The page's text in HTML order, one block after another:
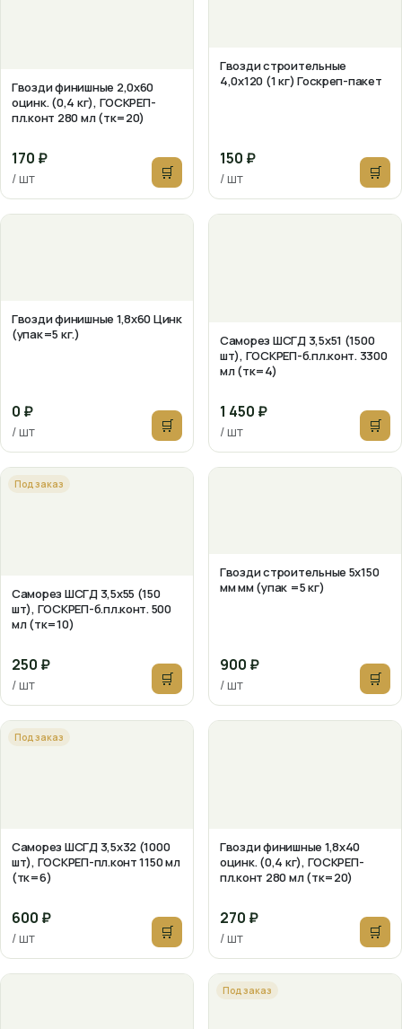
Гвозди финишные 2,0х60
оцинк. (0,4 кг), ГОСКРЕП-
пл.конт 280 мл (тк=20)
170 ₽
/ шт 🛒
Гвозди строительные
4,0х120 (1 кг) Госкреп-пакет
150 ₽
/ шт 🛒
Гвозди финишные 1,8х60 Цинк
(упак=5 кг.)
0 ₽
/ шт 🛒
Саморез ШСГД 3,5х51 (1500
шт), ГОСКРЕП-б.пл.конт. 3300
мл (тк=4)
1 450 ₽
/ шт 🛒
Под заказ
Саморез ШСГД 3,5х55 (150
шт), ГОСКРЕП-б.пл.конт. 500
мл (тк=10)
250 ₽
/ шт 🛒
Гвозди строительные 5х150
мм мм (упак =5 кг)
900 ₽
/ шт 🛒
Под заказ
Саморез ШСГД 3,5х32 (1000
шт), ГОСКРЕП-пл.конт 1150 мл
(тк=6)
600 ₽
/ шт 🛒
Гвозди финишные 1,8х40
оцинк. (0,4 кг), ГОСКРЕП-
пл.конт 280 мл (тк=20)
270 ₽
/ шт 🛒
Под заказ